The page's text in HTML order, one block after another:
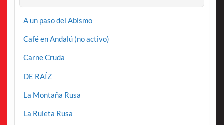
A un paso del Abismo
Café en Andalú (no activo)
Carne Cruda
DE RAÍZ
La Montaña Rusa
La Ruleta Rusa